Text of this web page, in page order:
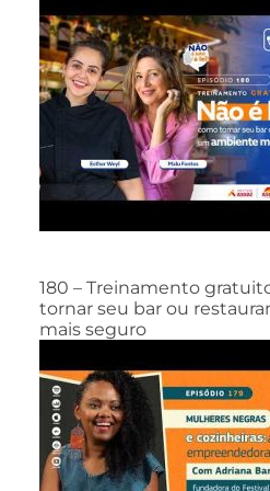
180 – Treinamento
tornar seu bar ou
mais seguro